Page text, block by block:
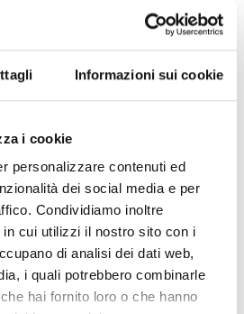
Informazioni sui cookie
i cookie
personalizzare contenuti ed
dei social media e per
Condividiamo inoltre
cui utilizzi il nostro sito con i
di analisi dei dati web,
i quali potrebbero combinarle
hai fornito loro o che hanno
È STATO UTILE?